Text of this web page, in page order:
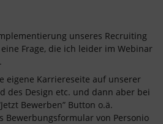
unseres Recruiting
Frage, die ich leider im Webinar
eigene Karriereseite auf unserer
des Design etc. und dann aber bei
Bewerben” Button o.ä.
Bewerbungsformular von Personio